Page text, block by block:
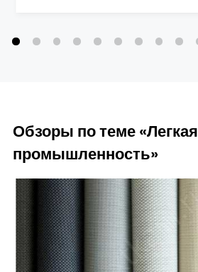
Обзоры по теме «Легкая
промышленность»